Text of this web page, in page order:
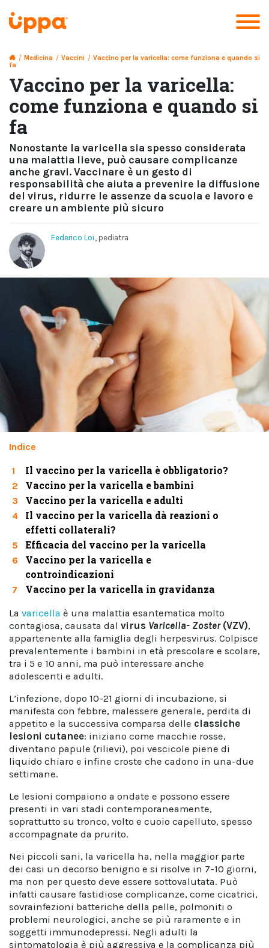
/ Medicina / Vaccini / Vaccino per la varicella: come funziona e quando si
fa
Vaccino per la varicella:
come funziona e quando si
fa
Nonostante la varicella sia spesso considerata
una malattia lieve, può causare complicanze
anche gravi. Vaccinare è un gesto di
responsabilità che aiuta a prevenire la diffusione
del virus, ridurre le assenze da scuola e lavoro e
creare un ambiente più sicuro
Federico Loi , pediatra
Indice
1 Il vaccino per la varicella è obbligatorio?
2 Vaccino per la varicella e bambini
3 Vaccino per la varicella e adulti
4
Il vaccino per la varicella dà reazioni o
effetti collaterali?
5 Efficacia del vaccino per la varicella
6
Vaccino per la varicella e
controindicazioni
7 Vaccino per la varicella in gravidanza
La varicella è una malattia esantematica molto
contagiosa, causata dal virus Varicella- Zoster (VZV),
appartenente alla famiglia degli herpesvirus. Colpisce
prevalentemente i bambini in età prescolare e scolare,
tra i 5 e 10 anni, ma può interessare anche
adolescenti e adulti.
L’infezione, dopo 10-21 giorni di incubazione, si
manifesta con febbre, malessere generale, perdita di
appetito e la successiva comparsa delle classiche
lesioni cutanee: iniziano come macchie rosse,
diventano papule (rilievi), poi vescicole piene di
liquido chiaro e infine croste che cadono in una-due
settimane.
Le lesioni compaiono a ondate e possono essere
presenti in vari stadi contemporaneamente,
soprattutto su tronco, volto e cuoio capelluto, spesso
accompagnate da prurito.
Nei piccoli sani, la varicella ha, nella maggior parte
dei casi un decorso benigno e si risolve in 7-10 giorni,
ma non per questo deve essere sottovalutata. Può
infatti causare fastidiose complicanze, come cicatrici,
sovrainfezioni batteriche della pelle, polmoniti o
problemi neurologici, anche se più raramente e in
soggetti immunodepressi. Negli adulti la
sintomatologia è più aggressiva e la complicanza più